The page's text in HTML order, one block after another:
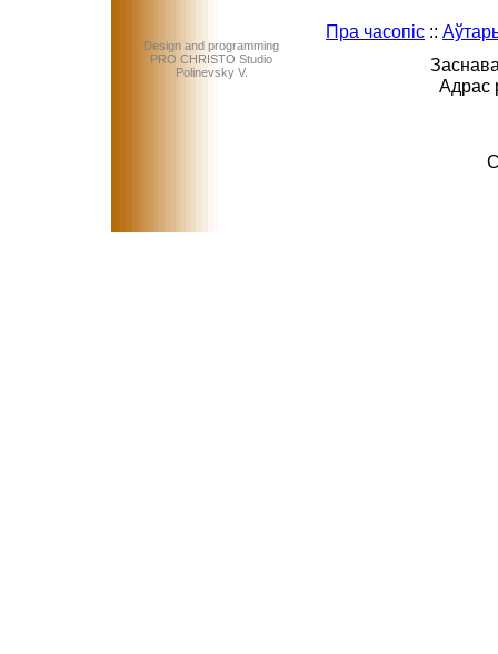
Design and programming
PRO CHRISTO Studio
Polinevsky V.
Пра часопіс ::
Адрас